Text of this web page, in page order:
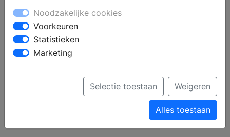
Sunshower
verandert
badkamers in
wellness-centers
Noodzakelijke cookies
Voorkeuren
Statistieken
Marketing
Selectie toestaan Weigeren
Alles toestaan